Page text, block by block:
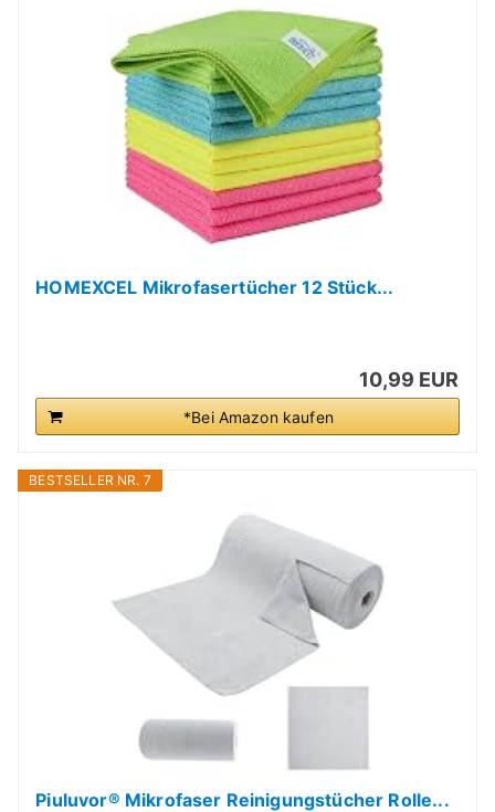
HOMEXCEL Mikrofasertücher 12 Stück...
10,99 EUR
*Bei Amazon kaufen
BESTSELLER NR. 7
Piuluvor® Mikrofaser Reinigungstücher Rolle...